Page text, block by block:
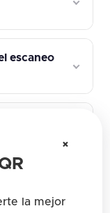
escaneo
aquí
×
la mejor